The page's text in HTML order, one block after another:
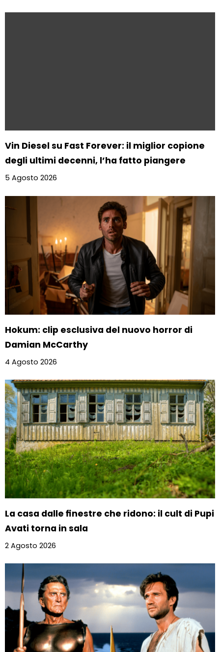
Vin Diesel su Fast Forever: il miglior copione
degli ultimi decenni, l’ha fatto piangere
5 Agosto 2026
Hokum: clip esclusiva del nuovo horror di
Damian McCarthy
4 Agosto 2026
La casa dalle finestre che ridono: il cult di Pupi
Avati torna in sala
2 Agosto 2026